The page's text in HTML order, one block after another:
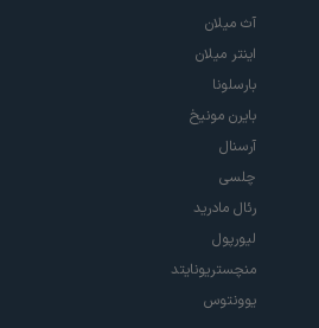
آث میلان
اینتر میلان
بارسلونا
بایرن مونیخ
آرسنال
چلسی
رئال مادرید
لیورپول
منچستریونایتد
یوونتوس